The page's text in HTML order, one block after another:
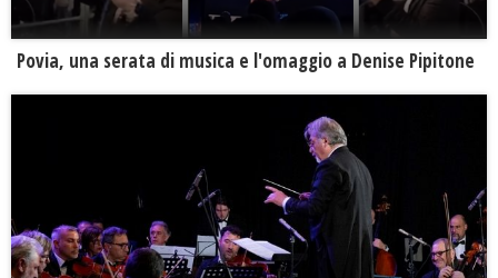
Povia, una serata di musica e l'omaggio a Denise Pipitone